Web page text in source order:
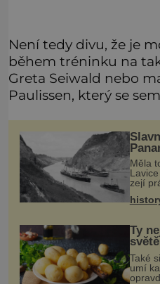
Není tedy divu, že je
během tréninku na
Greta Seiwald nebo
Paulissen, který se
Měla
zejí
Ty
světě
Také
umí